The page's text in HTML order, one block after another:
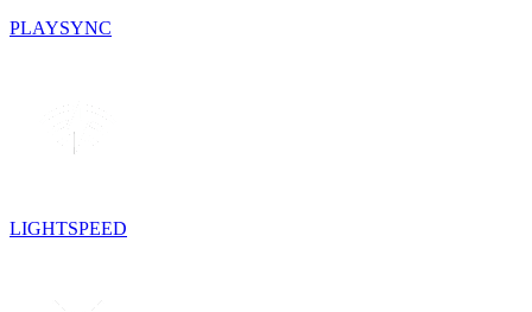
PLAYSYNC
LIGHTSPEED